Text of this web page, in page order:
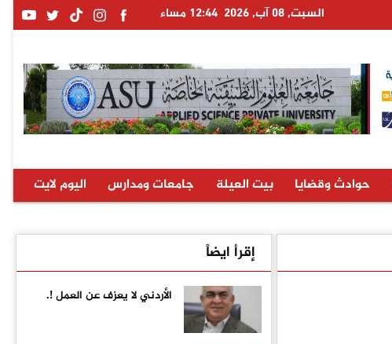
السبت, 08 آب, 2026 12:44 مساء
حوادث وقضايا بيت العيلة جامعات ومدارس اليوم لايت
إقرأ ايضاً
الأردني لا يعزف عن العمل !.